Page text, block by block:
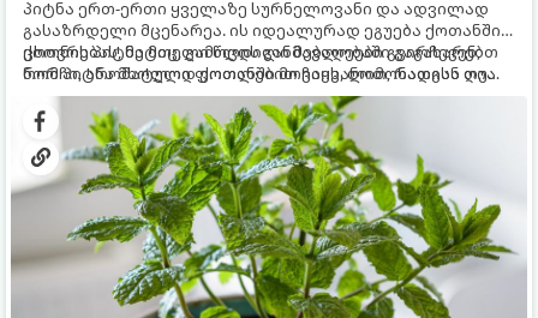
პიტნა ერთ-ერთი ყველაზე სურნელოვანი და ადვილად
გასაზრდელი მცენარეა. ის იდეალურად ეგუება ქოთანში
ცხოვრებას, მეტიც, გამოცდილი მებაღეები გვირჩევენ,
რომ პიტნა მხოლოდ ქოთანში მოვიყვანოთ, რადგან ღია
გრუნტში (ბაღში) დარგვისას ის ფესვებით ძალიან
სწრაფად ვრცელდება და სხვა მცენარეებს ავიწროებს.
ქოთნის პიტნა მთელი წლის განმავლობაში გაგახარებთ
ნორჩი, არომატული ფოთლებით ჩაის, ლიმონათისა თუ
კერძებისთვის.